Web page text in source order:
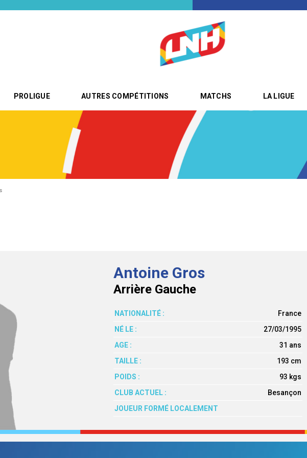
PROLIGUE AUTRES COMPÉTITIONS MATCHS LA LIGUE
Antoine Gros
Arrière Gauche
NATIONALITÉ :
France
NÉ LE :
27/03/1995
AGE :
31 ans
TAILLE :
193 cm
POIDS :
93 kgs
CLUB ACTUEL :
Besançon
JOUEUR FORMÉ LOCALEMENT